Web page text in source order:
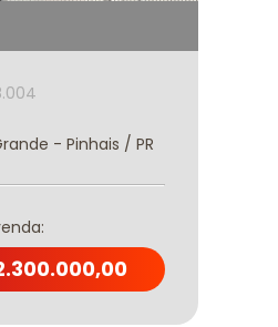
- Pinhais / PR